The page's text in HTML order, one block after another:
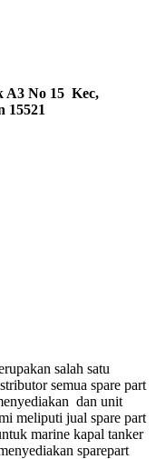
A3 No 15 Kec,
15521
salah satu
semua spare part
dan unit
meliputi jual spare part
marine kapal tanker
sparepart